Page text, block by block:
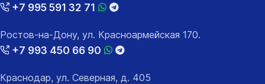
+7 995 591 32 71
Ростов-на-Дону, ул. Красноармейская 170.
+7 993 450 66 90
Краснодар, ул. Северная, д. 405